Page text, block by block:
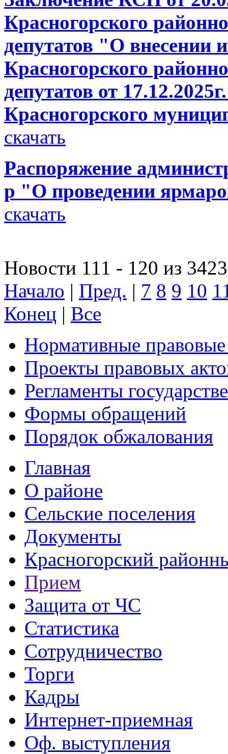
Красногорского
депутатов "О внесении
Красногорского
депутатов от
Красногорского
скачать
Распоряжение
р "О проведении
скачать
Новости 111 - 120 из 3423
Начало | Пред. | 7 8 9 10
Конец | Все
Нормативные
Проекты правовых
Регламенты
Формы обращений
Порядок обжалования
Главная
О районе
Сельские поселения
Документы
Красногорский
Прием
Защита от ЧС
Статистика
Сотрудничество
Торги
Кадры
Интернет-приемная
Оф. выступления